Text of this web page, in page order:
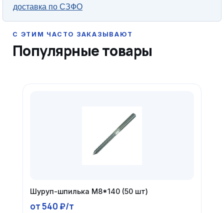
доставка по СЗФО
Популярные товары
Шуруп-шпилька М8*140 (50 шт)
от 540 ₽/т